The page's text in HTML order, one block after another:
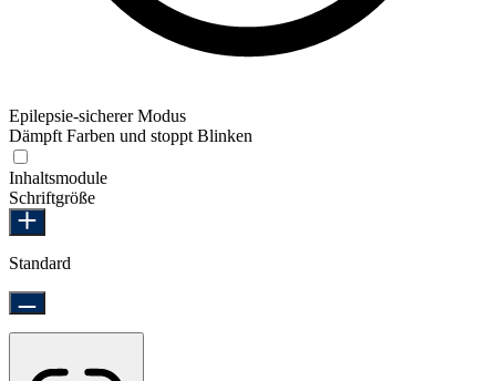
Epilepsie-sicherer Modus
Dämpft Farben und stoppt Blinken
Inhaltsmodule
Schriftgröße
Standard